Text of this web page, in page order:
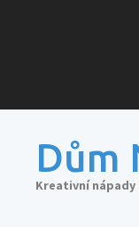
Dům
Kreativní nápady